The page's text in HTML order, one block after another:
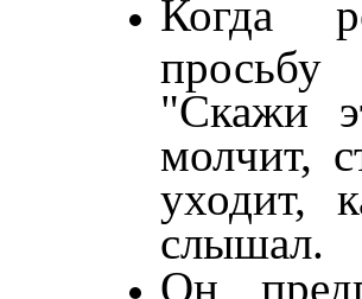
Когда
"Скажи
молчит,
уходит,
слышал.
Он